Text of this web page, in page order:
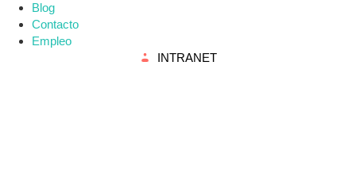
Blog
Contacto
Empleo
INTRANET